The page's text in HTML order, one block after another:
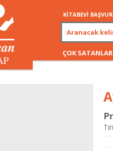
KİTABEVİ
ÇOK SATANLAR